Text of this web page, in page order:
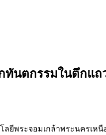
ทันตกรรมในตึกแถ
ยีพระจอมเกล้าพระนครเหนื